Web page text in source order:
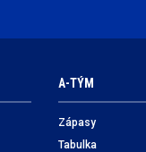
A-TÝM
Zápasy
Tabulka